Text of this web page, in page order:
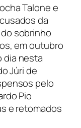
Talone e
da
sobrinho
em outubro
dia nesta
Júri de
pelo
Pio
e retomados